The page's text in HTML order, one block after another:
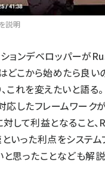
説明
ョンデベロッパーが
どこから始めたら良
これを変えたいと語る
応したフレームワーク
して利益となること
いった利点をシステ
思ったことなども解説